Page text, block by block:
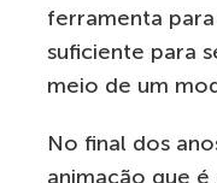
ferramenta
suficiente para
meio de um
No final dos
animação que